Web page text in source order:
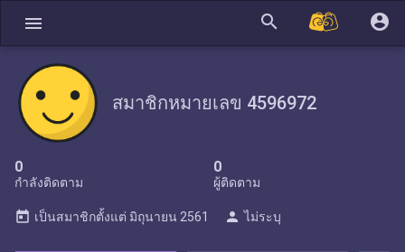
menu search account_circle
สมาชิกหมายเลข 4596972
0
กำลังติดตาม
0
ผู้ติดตาม
today เป็นสมาชิกตั้งแต่ มิถุนายน 2561 person ไม่ระบุ